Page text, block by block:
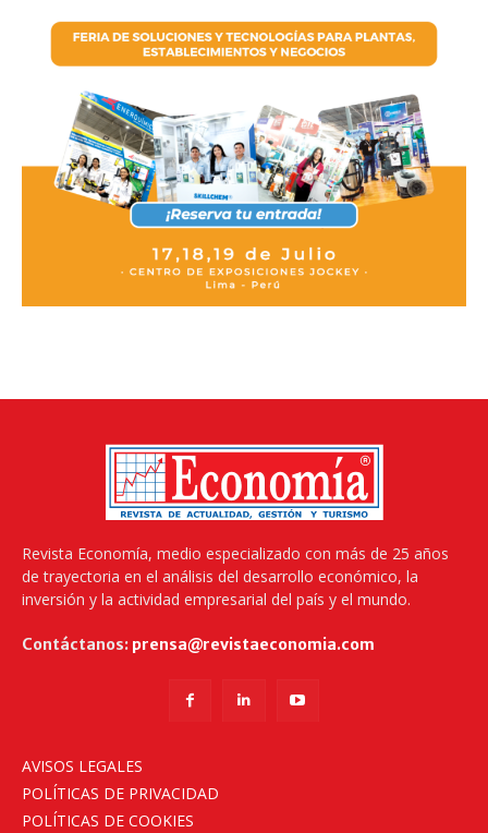
Revista Economía, medio especializado con más de 25 años
de trayectoria en el análisis del desarrollo económico, la
inversión y la actividad empresarial del país y el mundo.
Contáctanos: prensa@revistaeconomia.com
AVISOS LEGALES
POLÍTICAS DE PRIVACIDAD
POLÍTICAS DE COOKIES